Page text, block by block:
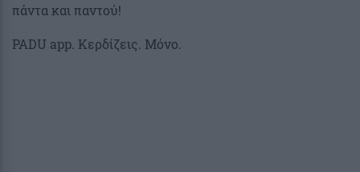
πάντα και παντού!
PADU app. Κερδίζεις. Μόνο.